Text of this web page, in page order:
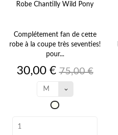
Robe Chantilly Wild Pony
Complétement fan de cette
robe à la coupe très seventies!
pour...
Prix
30,00 € Prix
base
75,00 €
Blanc